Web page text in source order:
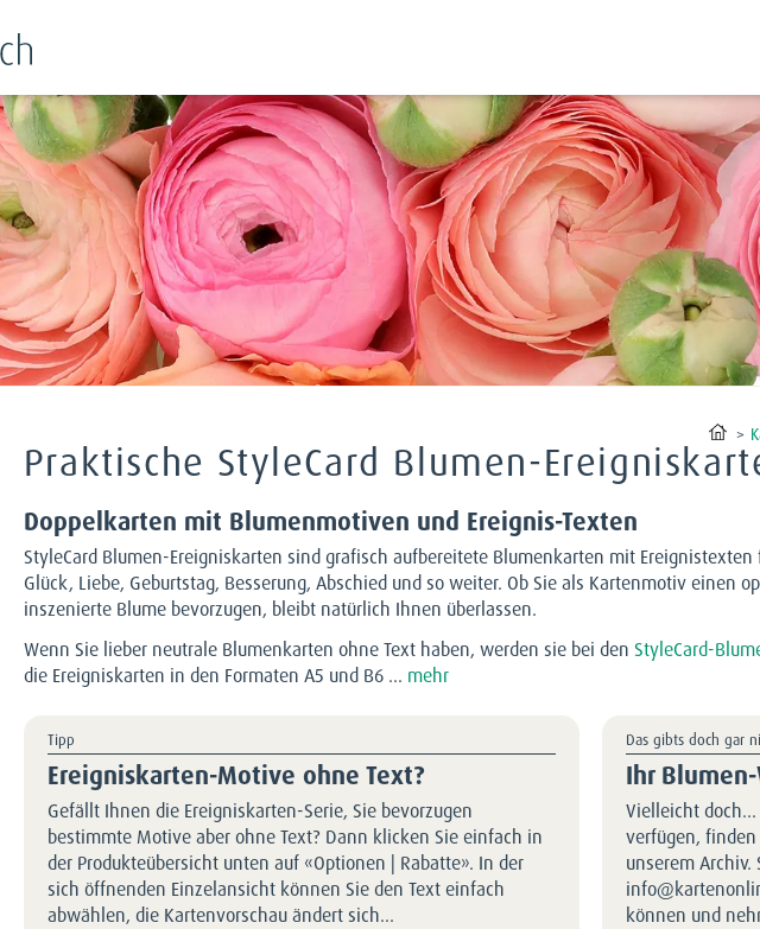
Praktische StyleCard Blumen-
Doppelkarten mit Blumenmotiven und Ereignis-Texten
StyleCard Blumen-Ereigniskarten sind grafisch aufbereitete Blumenkarten mit
Glück, Liebe, Geburtstag, Besserung, Abschied und so weiter. Ob Sie als Kartenmotiv einen
inszenierte Blume bevorzugen, bleibt natürlich Ihnen überlassen.
Wenn Sie lieber neutrale Blumenkarten ohne Text haben, werden sie bei den StyleCard-
die Ereigniskarten in den Formaten A5 und B6 ... mehr
Tipp
Ereigniskarten-Motive ohne Text?
Gefällt Ihnen die Ereigniskarten-Serie, Sie bevorzugen
bestimmte Motive aber ohne Text? Dann klicken Sie einfach in
der Produkteübersicht unten auf «Optionen | Rabatte». In der
sich öffnenden Einzelansicht können Sie den Text einfach
abwählen, die Kartenvorschau ändert sich…
Das gibts doch gar
Ihr
Vielleicht doch…
verfügen,
unserem
können und